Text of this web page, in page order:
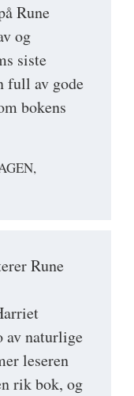
Rune
og
siste
full av gode
bokens
Rune
av naturlige
leseren
rik bok, og